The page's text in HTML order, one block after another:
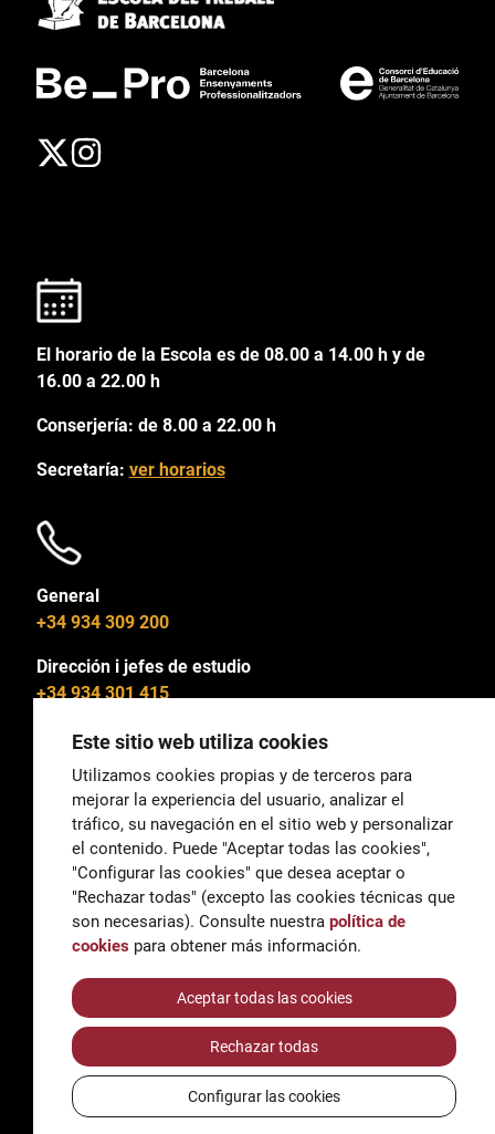
El horario de la Escola es de 08.00 a 14.00 h y de
16.00 a 22.00 h
Conserjería: de 8.00 a 22.00 h
Secretaría: ver horarios
General
+34 934 309 200
Dirección i jefes de estudio
+34 934 301 415
General
correu@escoladeltreball.org
Información
informacio@escoladeltreball.org
Trámites de secretaría
AccessibilidadAviso legal y Política de Privacidad
Política de cookies
Créditos
Este sitio web utiliza cookies
Utilizamos cookies propias y de terceros para
mejorar la experiencia del usuario, analizar el
tráfico, su navegación en el sitio web y personalizar
el contenido. Puede "Aceptar todas las cookies",
"Configurar las cookies" que desea aceptar o
"Rechazar todas" (excepto las cookies técnicas que
son necesarias). Consulte nuestra política de
cookies para obtener más información.
Aceptar todas las cookies
Rechazar todas
Configurar las cookies